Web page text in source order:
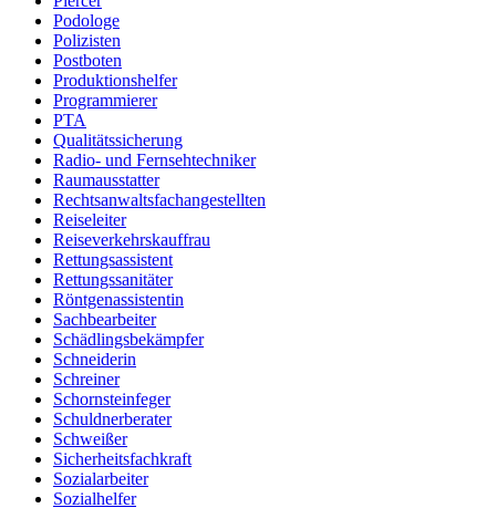
Podologe
Polizisten
Postboten
Produktionshelfer
Programmierer
PTA
Qualitätssicherung
Radio- und Fernsehtechniker
Raumausstatter
Rechtsanwaltsfachangestellten
Reiseleiter
Reiseverkehrskauffrau
Rettungsassistent
Rettungssanitäter
Röntgenassistentin
Sachbearbeiter
Schädlingsbekämpfer
Schneiderin
Schreiner
Schornsteinfeger
Schuldnerberater
Schweißer
Sicherheitsfachkraft
Sozialarbeiter
Sozialhelfer